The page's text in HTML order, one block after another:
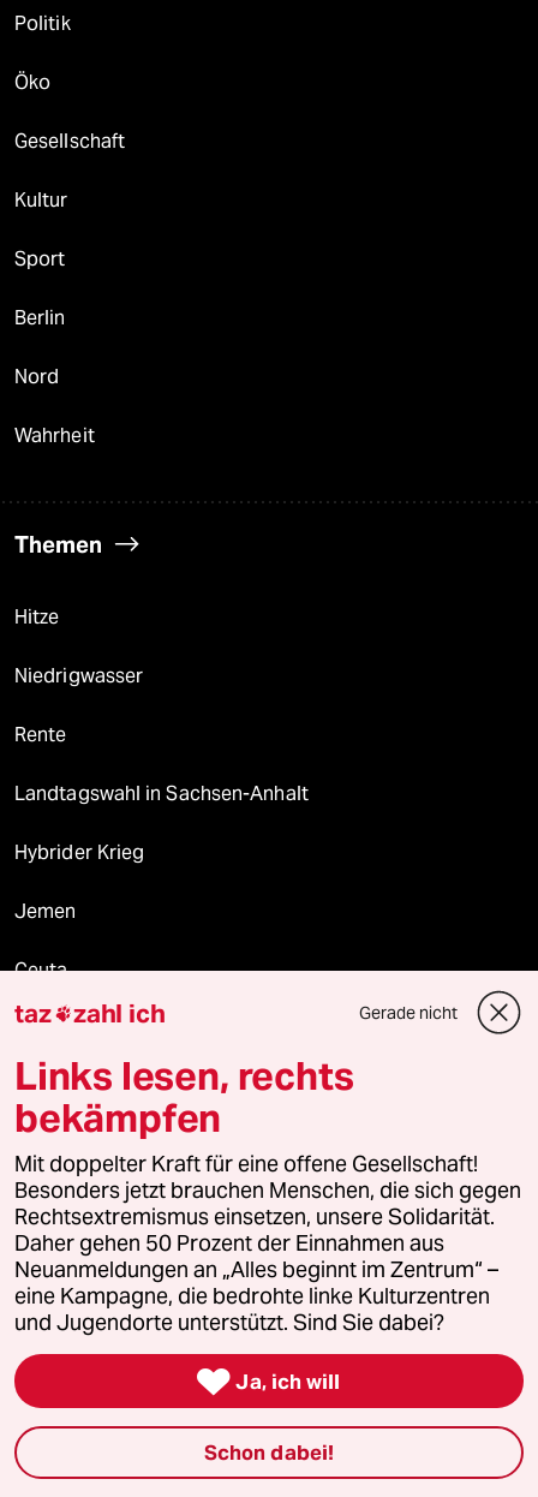
Politik
Öko
Gesellschaft
Kultur
Sport
Berlin
Nord
Wahrheit
Themen
Hitze
Niedrigwasser
Rente
Landtagswahl in Sachsen-Anhalt
Hybrider Krieg
Jemen
Ceuta
Hitze
Verlag
Aktuelles
Hausblog
Die Seitenwende
Stellen
Presse
taz zahl ich Gerade nicht
Links lesen, rechts
bekämpfen
Mit doppelter Kraft für eine offene Gesellschaft!
Besonders jetzt brauchen Menschen, die sich gegen
Rechtsextremismus einsetzen, unsere Solidarität.
Daher gehen 50 Prozent der Einnahmen aus
Neuanmeldungen an „Alles beginnt im Zentrum“ –
eine Kampagne, die bedrohte linke Kulturzentren
und Jugendorte unterstützt. Sind Sie dabei?
 Ja, ich will
Schon dabei!